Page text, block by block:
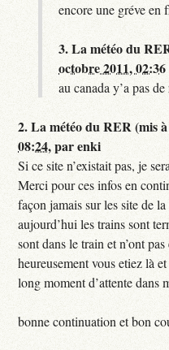
encore une gréve en
3.La météo du
octobre 2011, 02:36
au canada y’a pas
2.La météo du RER (mis
08:24,parenki
Si ce site n’existait pas, je
Merci pour ces infos en
façon jamais sur les site de
aujourd’hui les trains sont
sont dans le train et n’ont
heureusement vous etiez là
long moment d’attente dans
bonne continuation et bon